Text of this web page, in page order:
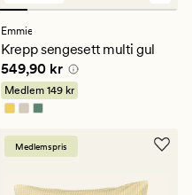
anmeldelser
med
gjennomsnittlig
vurdering
på
4.5
Emmie
Krepp sengesett multi gul
Pris 549,90 kr
549,90 kr
Medlem 149 kr
Medlemspris